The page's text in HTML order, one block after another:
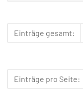
Einträge gesamt:
Einträge pro Seite: